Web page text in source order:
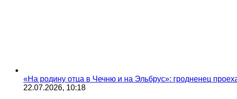
«На родину отца в Чечню и на Эльбрус»: гродненец
22.07.2026, 10:18